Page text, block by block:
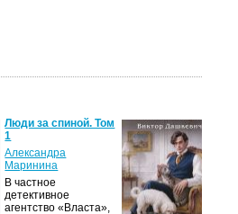
Люди за спиной. Том
1
Александра
Маринина
В частное
детективное
агентство «Власта»,